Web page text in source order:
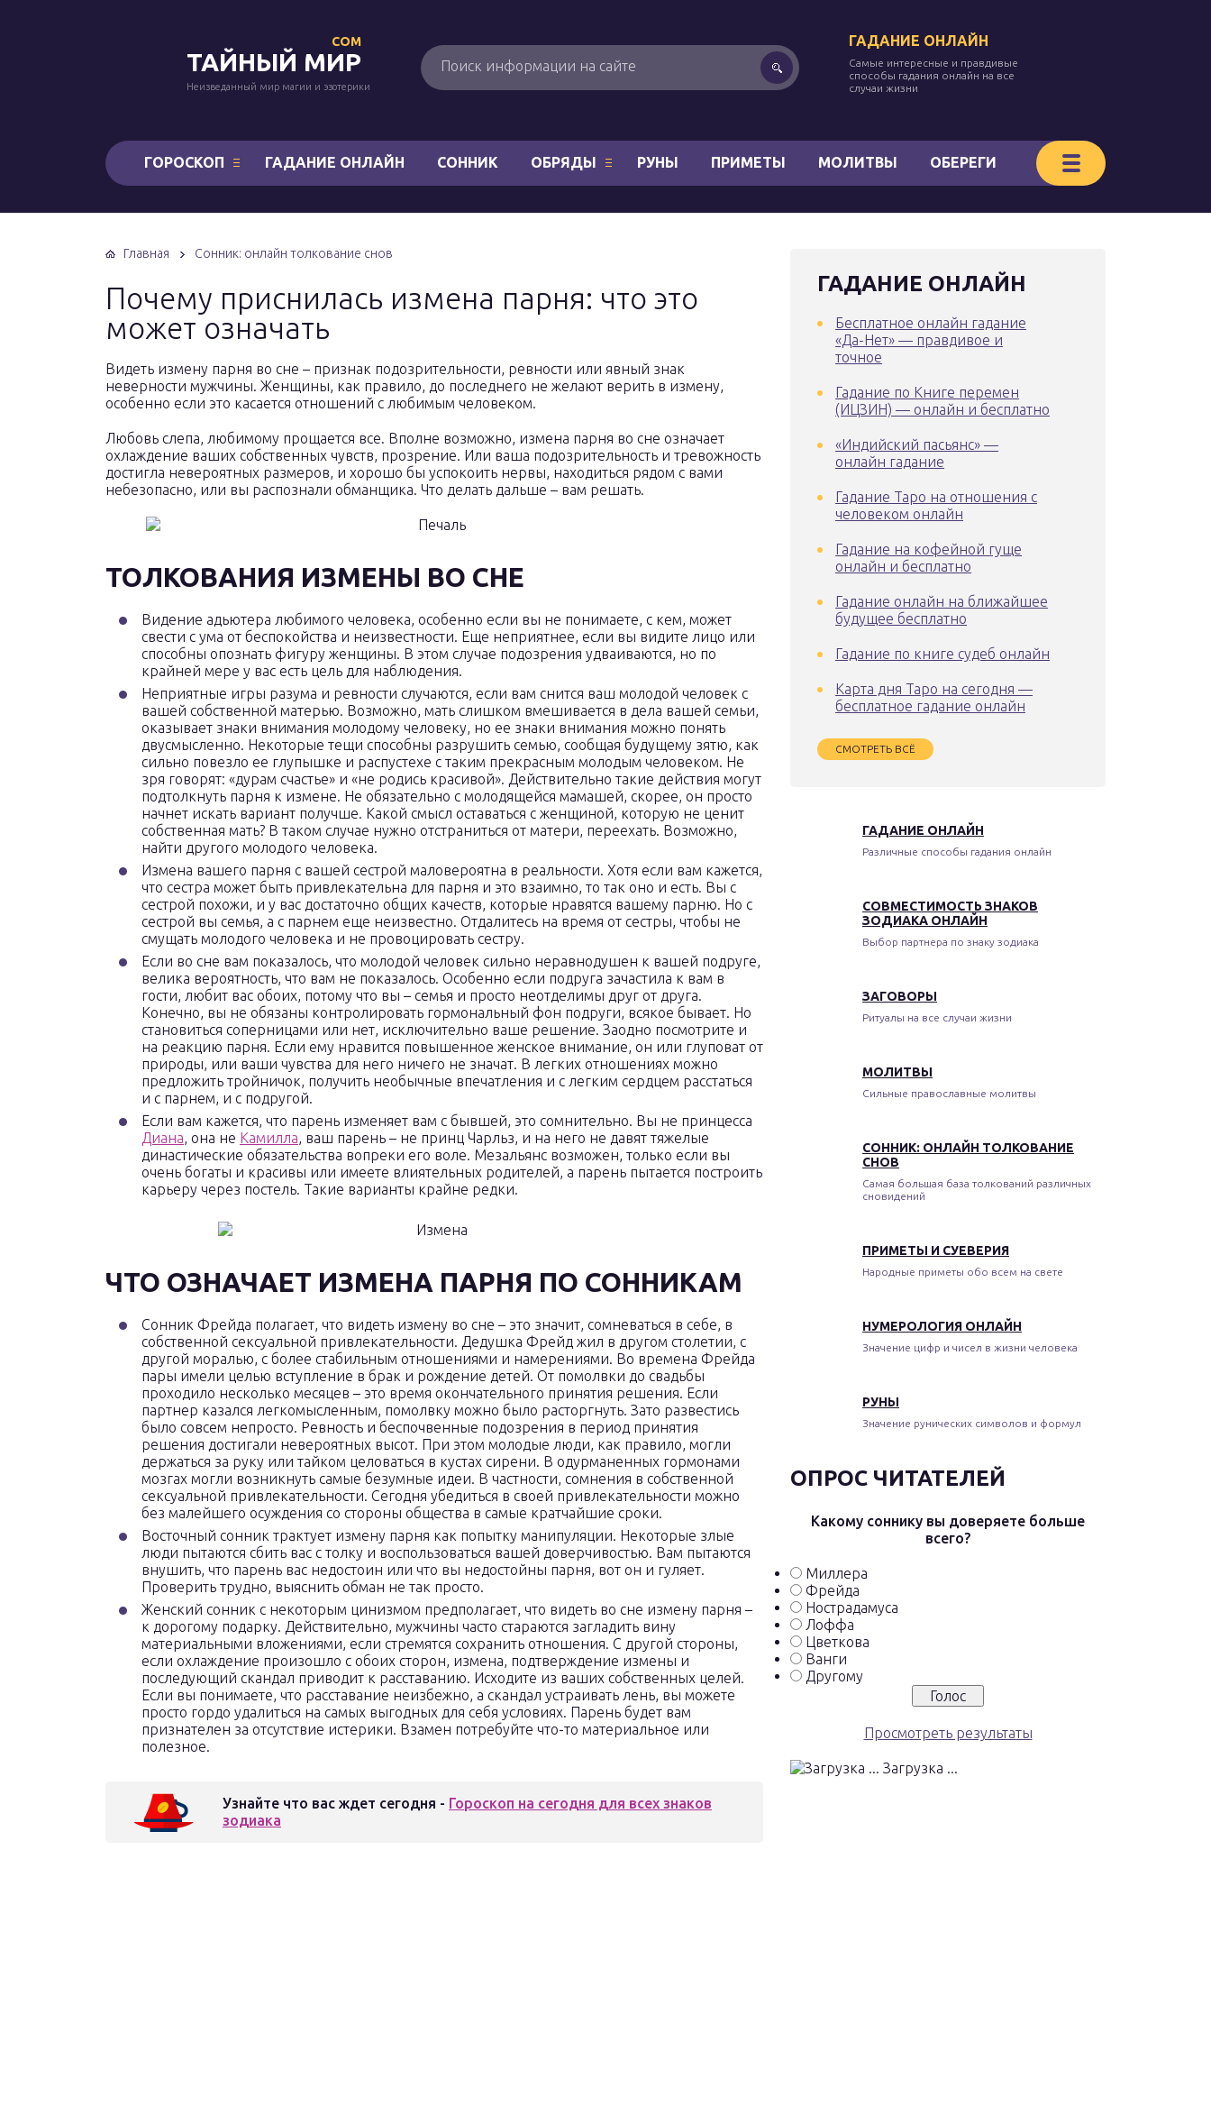
ТАЙНЫЙ МИР
COM
Неизведанный мир магии и эзотерики
ГАДАНИЕ ОНЛАЙН
Самые интересные и правдивые
способы гадания онлайн на все
случаи жизни
ГОРОСКОП ГАДАНИЕ ОНЛАЙН СОННИК ОБРЯДЫ РУНЫ ПРИМЕТЫ МОЛИТВЫ ОБЕРЕГИ
Главная Сонник: онлайн толкование снов
Почему приснилась измена парня: что это
может означать
Видеть измену парня во сне – признак подозрительности, ревности или явный знак
неверности мужчины. Женщины, как правило, до последнего не желают верить в измену,
особенно если это касается отношений с любимым человеком.
Любовь слепа, любимому прощается все. Вполне возможно, измена парня во сне означает
охлаждение ваших собственных чувств, прозрение. Или ваша подозрительность и тревожность
достигла невероятных размеров, и хорошо бы успокоить нервы, находиться рядом с вами
небезопасно, или вы распознали обманщика. Что делать дальше – вам решать.
ТОЛКОВАНИЯ ИЗМЕНЫ ВО СНЕ
Видение адьютера любимого человека, особенно если вы не понимаете, с кем, может
свести с ума от беспокойства и неизвестности. Еще неприятнее, если вы видите лицо или
способны опознать фигуру женщины. В этом случае подозрения удваиваются, но по
крайней мере у вас есть цель для наблюдения.
Неприятные игры разума и ревности случаются, если вам снится ваш молодой человек с
вашей собственной матерью. Возможно, мать слишком вмешивается в дела вашей семьи,
оказывает знаки внимания молодому человеку, но ее знаки внимания можно понять
двусмысленно. Некоторые тещи способны разрушить семью, сообщая будущему зятю, как
сильно повезло ее глупышке и распустехе с таким прекрасным молодым человеком. Не
зря говорят: «дурам счастье» и «не родись красивой». Действительно такие действия могут
подтолкнуть парня к измене. Не обязательно с молодящейся мамашей, скорее, он просто
начнет искать вариант получше. Какой смысл оставаться с женщиной, которую не ценит
собственная мать? В таком случае нужно отстраниться от матери, переехать. Возможно,
найти другого молодого человека.
Измена вашего парня с вашей сестрой маловероятна в реальности. Хотя если вам кажется,
что сестра может быть привлекательна для парня и это взаимно, то так оно и есть. Вы с
сестрой похожи, и у вас достаточно общих качеств, которые нравятся вашему парню. Но с
сестрой вы семья, а с парнем еще неизвестно. Отдалитесь на время от сестры, чтобы не
смущать молодого человека и не провоцировать сестру.
Если во сне вам показалось, что молодой человек сильно неравнодушен к вашей подруге,
велика вероятность, что вам не показалось. Особенно если подруга зачастила к вам в
гости, любит вас обоих, потому что вы – семья и просто неотделимы друг от друга.
Конечно, вы не обязаны контролировать гормональный фон подруги, всякое бывает. Но
становиться соперницами или нет, исключительно ваше решение. Заодно посмотрите и
на реакцию парня. Если ему нравится повышенное женское внимание, он или глуповат от
природы, или ваши чувства для него ничего не значат. В легких отношениях можно
предложить тройничок, получить необычные впечатления и с легким сердцем расстаться
и с парнем, и с подругой.
Если вам кажется, что парень изменяет вам с бывшей, это сомнительно. Вы не принцесса
Диана, она не Камилла, ваш парень – не принц Чарльз, и на него не давят тяжелые
династические обязательства вопреки его воле. Мезальянс возможен, только если вы
очень богаты и красивы или имеете влиятельных родителей, а парень пытается построить
карьеру через постель. Такие варианты крайне редки.
ЧТО ОЗНАЧАЕТ ИЗМЕНА ПАРНЯ ПО СОННИКАМ
Сонник Фрейда полагает, что видеть измену во сне – это значит, сомневаться в себе, в
собственной сексуальной привлекательности. Дедушка Фрейд жил в другом столетии, с
другой моралью, с более стабильным отношениями и намерениями. Во времена Фрейда
пары имели целью вступление в брак и рождение детей. От помолвки до свадьбы
проходило несколько месяцев – это время окончательного принятия решения. Если
партнер казался легкомысленным, помолвку можно было расторгнуть. Зато развестись
было совсем непросто. Ревность и беспочвенные подозрения в период принятия
решения достигали невероятных высот. При этом молодые люди, как правило, могли
держаться за руку или тайком целоваться в кустах сирени. В одурманенных гормонами
мозгах могли возникнуть самые безумные идеи. В частности, сомнения в собственной
сексуальной привлекательности. Сегодня убедиться в своей привлекательности можно
без малейшего осуждения со стороны общества в самые кратчайшие сроки.
Восточный сонник трактует измену парня как попытку манипуляции. Некоторые злые
люди пытаются сбить вас с толку и воспользоваться вашей доверчивостью. Вам пытаются
внушить, что парень вас недостоин или что вы недостойны парня, вот он и гуляет.
Проверить трудно, выяснить обман не так просто.
Женский сонник с некоторым цинизмом предполагает, что видеть во сне измену парня –
к дорогому подарку. Действительно, мужчины часто стараются загладить вину
материальными вложениями, если стремятся сохранить отношения. С другой стороны,
если охлаждение произошло с обоих сторон, измена, подтверждение измены и
последующий скандал приводит к расставанию. Исходите из ваших собственных целей.
Если вы понимаете, что расставание неизбежно, а скандал устраивать лень, вы можете
просто гордо удалиться на самых выгодных для себя условиях. Парень будет вам
признателен за отсутствие истерики. Взамен потребуйте что-то материальное или
полезное.
Узнайте что вас ждет сегодня - Гороскоп на сегодня для всех знаков
зодиака
ГАДАНИЕ ОНЛАЙН
Бесплатное онлайн гадание
«Да-Нет» — правдивое и
точное
Гадание по Книге перемен
(ИЦЗИН) — онлайн и бесплатно
«Индийский пасьянс» —
онлайн гадание
Гадание Таро на отношения с
человеком онлайн
Гадание на кофейной гуще
онлайн и бесплатно
Гадание онлайн на ближайшее
будущее бесплатно
Гадание по книге судеб онлайн
Карта дня Таро на сегодня —
бесплатное гадание онлайн
СМОТРЕТЬ ВСЁ
ГАДАНИЕ ОНЛАЙН
Различные способы гадания онлайн
СОВМЕСТИМОСТЬ ЗНАКОВ
ЗОДИАКА ОНЛАЙН
Выбор партнера по знаку зодиака
ЗАГОВОРЫ
Ритуалы на все случаи жизни
МОЛИТВЫ
Сильные православные молитвы
СОННИК: ОНЛАЙН ТОЛКОВАНИЕ
СНОВ
Самая большая база толкований различных
сновидений
ПРИМЕТЫ И СУЕВЕРИЯ
Народные приметы обо всем на свете
НУМЕРОЛОГИЯ ОНЛАЙН
Значение цифр и чисел в жизни человека
РУНЫ
Значение рунических символов и формул
ОПРОС ЧИТАТЕЛЕЙ
Какому соннику вы доверяете больше
всего?
Миллера
Фрейда
Нострадамуса
Лоффа
Цветкова
Ванги
Другому
Просмотреть результаты
Загрузка ...